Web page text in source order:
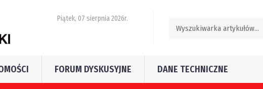
Piątek, 07 sierpnia 2026r.
FORUM DYSKUSYJNE DANE TECHNICZNE